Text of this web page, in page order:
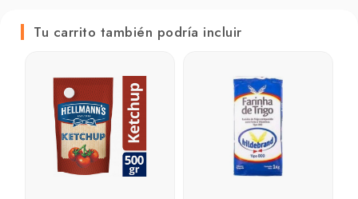
Tu carrito también podría incluir